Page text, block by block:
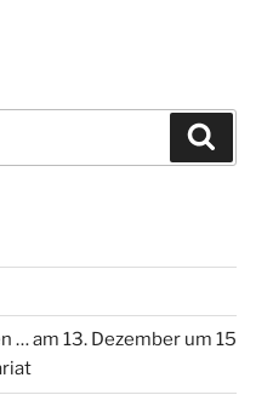
… am 13. Dezember um 15